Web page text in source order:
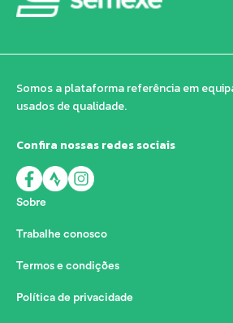
Somos a plataforma referência em
usados de qualidade.
Confira nossas redes sociais
Sobre
Trabalhe conosco
Termos e condições
Política de privacidade